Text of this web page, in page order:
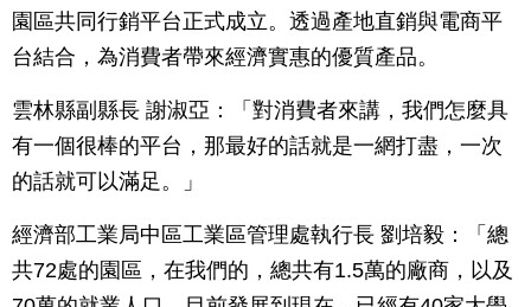
園區共同行銷平台正式成立。透過產地直銷與電商平
台結合，為消費者帶來經濟實惠的優質產品。
雲林縣副縣長 謝淑亞：「對消費者來講，我們怎麼具
有一個很棒的平台，那最好的話就是一網打盡，一次
的話就可以滿足。」
經濟部工業局中區工業區管理處執行長 劉培毅：「總
共72處的園區，在我們的，總共有1.5萬的廠商，以及